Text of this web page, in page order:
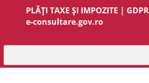
PLĂȚI TAXE ȘI IMPOZITE | GDPR
e-consultare.gov.ro